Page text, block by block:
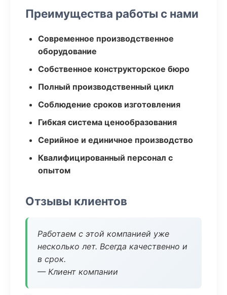
Преимущества работы с нами
Современное производственное
оборудование
Собственное конструкторское бюро
Полный производственный цикл
Соблюдение сроков изготовления
Гибкая система ценообразования
Серийное и единичное производство
Квалифицированный персонал с
опытом
Отзывы клиентов
Работаем с этой компанией уже
несколько лет. Всегда качественно и
в срок.
— Клиент компании